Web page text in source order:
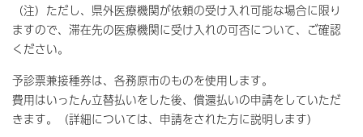
（注）ただし、県外医療機関が依頼の受け入れ可能な場合に限り
ますので、滞在先の医療機関に受け入れの可否について、ご確認
ください。
予診票兼接種券は、各務原市のものを使用します。
費用はいったん立替払いをした後、償還払いの申請をしていただ
きます。（詳細については、申請をされた方に説明します）